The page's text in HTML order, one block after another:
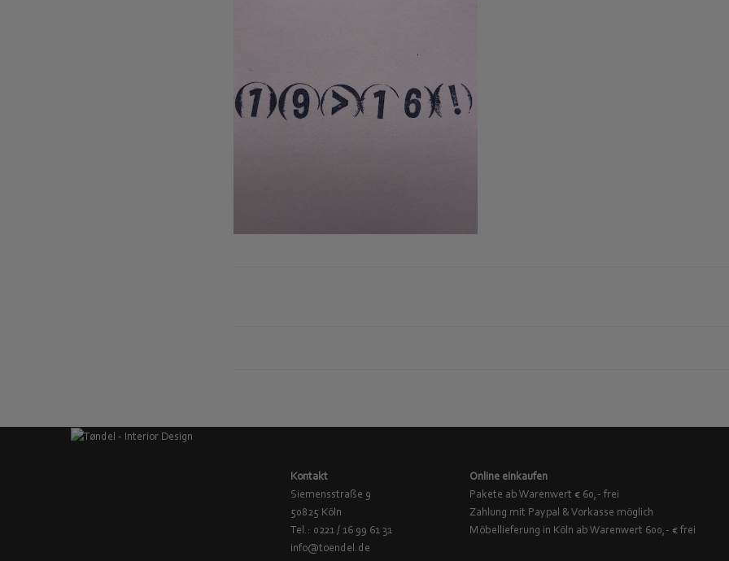
Kontakt
Siemensstraße 9
50825 Köln
Tel.: 0221 / 16 99 61 31
info@toendel.de
Online einkaufen
Pakete ab Warenwert € 60,- frei
Zahlung mit Paypal & Vorkasse möglich
Möbellieferung in Köln ab Warenwert 600,- € frei